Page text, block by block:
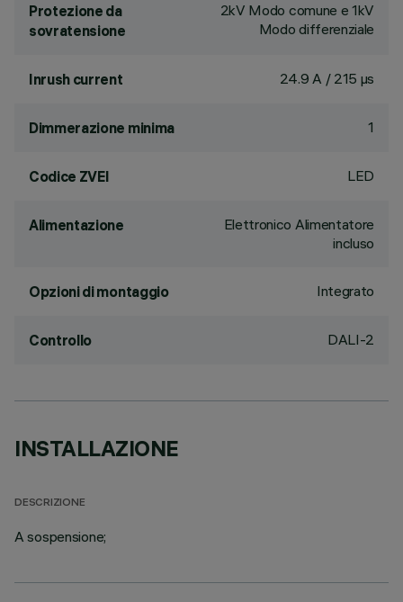
Protezione da
sovratensione
2kV Modo comune e 1kV
Modo differenziale
Inrush current 24.9 A / 215 µs
Dimmerazione minima 1
Codice ZVEI LED
Alimentazione
Elettronico Alimentatore
incluso
Opzioni di montaggio Integrato
Controllo DALI-2
INSTALLAZIONE
DESCRIZIONE
A sospensione;